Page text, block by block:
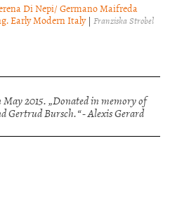
Di Nepi/ Germano Maifreda
Early Modern Italy| Franziska Strobel
2015. „Donated in memory of
Gertrud Bursch.“ - Alexis Gerard